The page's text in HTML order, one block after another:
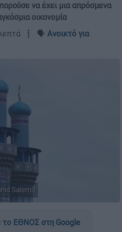
να έχει μια απρόσμενα
οικονομία
λεπτά ┋ 🗣️ Ανοικτό για
Salemi)
το ΕΘΝΟΣ στη Google